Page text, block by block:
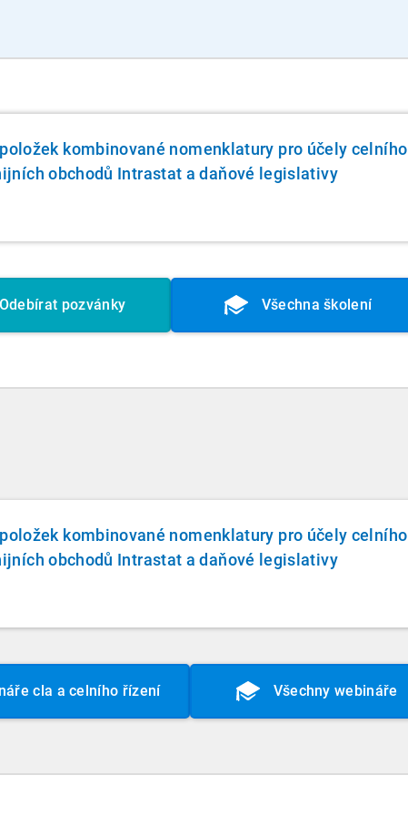
kombinované nomenklatury pro účely celního
obchodů Intrastat a daňové legislativy
Odebírat pozvánky Všechna školení
kombinované nomenklatury pro účely celního
obchodů Intrastat a daňové legislativy
cla a celního řízení Všechny webináře